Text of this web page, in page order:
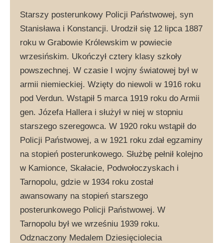
Starszy posterunkowy Policji Państwowej, syn
Stanisława i Konstancji. Urodził się 12 lipca 1887
roku w Grabowie Królewskim w powiecie
wrzesińskim. Ukończył cztery klasy szkoły
powszechnej. W czasie I wojny światowej był w
armii niemieckiej. Wzięty do niewoli w 1916 roku
pod Verdun. Wstąpił 5 marca 1919 roku do Armii
gen. Józefa Hallera i służył w niej w stopniu
starszego szeregowca. W 1920 roku wstąpił do
Policji Państwowej, a w 1921 roku zdał egzaminy
na stopień posterunkowego. Służbę pełnił kolejno
w Kamionce, Skałacie, Podwołoczyskach i
Tarnopolu, gdzie w 1934 roku został
awansowany na stopień starszego
posterunkowego Policji Państwowej. W
Tarnopolu był we wrześniu 1939 roku.
Odznaczony Medalem Dziesięciolecia